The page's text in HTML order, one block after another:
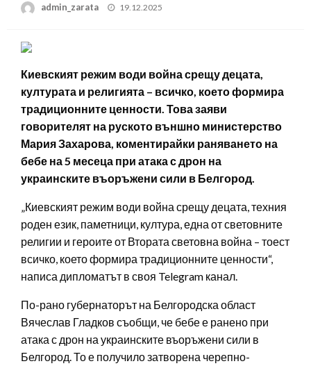
admin_zarata
Posted
19.12.2025
Киевският режим води война срещу децата,
културата и религията – всичко, което формира
традиционните ценности. Това заяви
говорителят на руското външно министерство
Мария Захарова, коментирайки раняването на
бебе на 5 месеца при атака с дрон на
украинските въоръжени сили в Белгород.
„Киевският режим води война срещу децата, техния
роден език, паметници, култура, една от световните
религии и героите от Втората световна война – тоест
всичко, което формира традиционните ценности“,
написа дипломатът в своя Telegram канал.
По-рано губернаторът на Белгородска област
Вячеслав Гладков съобщи, че бебе е ранено при
атака с дрон на украинските въоръжени сили в
Белгород. То е получило затворена черепно-